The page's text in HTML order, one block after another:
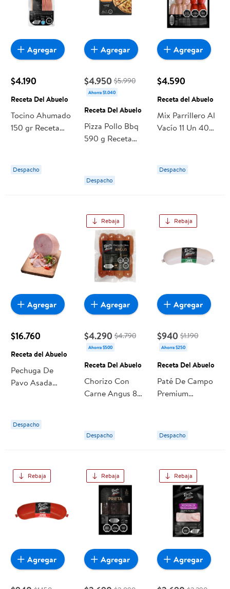
$4.190
Receta Del Abuelo
Tocino Ahumado
150 gr Receta
Despacho
Agregar
$4.950 $5.990
Ahorra $1.040
Receta Del Abuelo
Pizza Pollo Bbq
590 g Receta
Despacho
Agregar
$4.590
Receta del Abuelo
Mix Parrillero Al
Vacío 11 Un 400
Despacho
Agregar
$16.760
Receta del Abuelo
Pechuga De
Pavo Asada
Abuelo
Despacho
Agregar
Rebaja
$4.290 $4.790
Ahorra $500
Receta Del Abuelo
Chorizo Con
Carne Angus 8
Despacho
Agregar
Rebaja
$940 $1.190
Ahorra $250
Receta Del Abuelo
Paté De Campo
Premium
Abuelo
Despacho
Agregar
Rebaja
Agregar
Rebaja
Agregar
Rebaja
Agregar